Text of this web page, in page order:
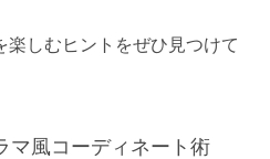
楽しむヒントをぜひ見つけて
マ風コーディネート術